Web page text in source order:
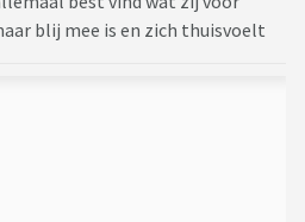
blij mee is en zich thuisvoelt